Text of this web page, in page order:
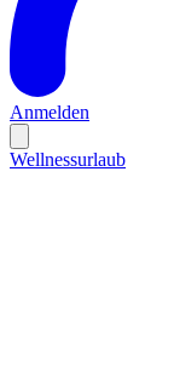
Anmelden
Wellnessurlaub